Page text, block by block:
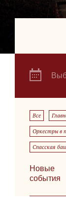
Все
Оркестры в
Спасская
Новые
события